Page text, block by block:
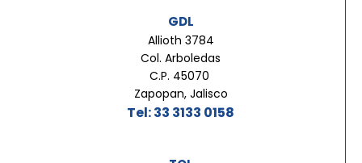
GDL
Allioth 3784
Col. Arboledas
C.P. 45070
Zapopan, Jalisco
Tel: 33 3133 0158